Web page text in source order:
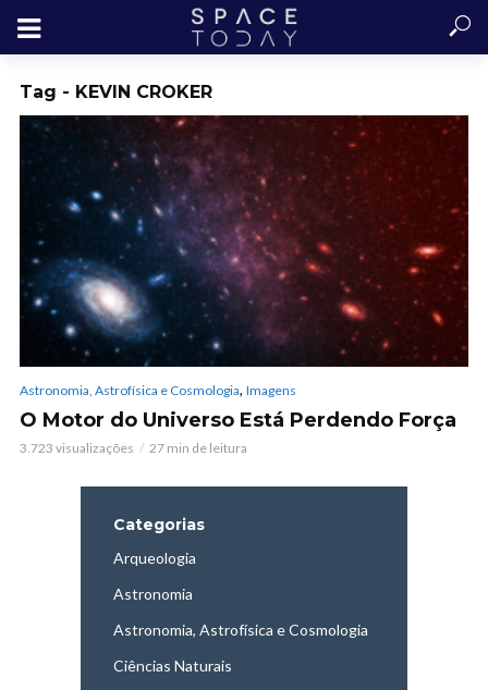
Tag - KEVIN CROKER
Astronomia, Astrofísica e Cosmologia, Imagens
O Motor do Universo Está Perdendo Força
3.723 visualizações 27 min de leitura
Categorias
Arqueologia
Astronomia
Astronomia, Astrofísica e Cosmologia
Ciências Naturais